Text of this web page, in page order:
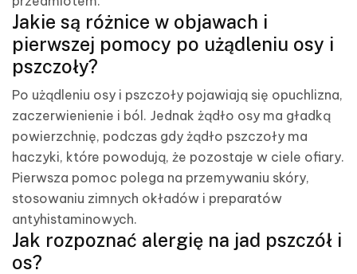
Jakie są różnice w objawach i
pierwszej pomocy po użądleniu osy i
pszczoły?
Po użądleniu osy i pszczoły pojawiają się opuchlizna,
zaczerwienienie i ból. Jednak żądło osy ma gładką
powierzchnię, podczas gdy żądło pszczoły ma
haczyki, które powodują, że pozostaje w ciele ofiary.
Pierwsza pomoc polega na przemywaniu skóry,
stosowaniu zimnych okładów i preparatów
antyhistaminowych.
Jak rozpoznać alergię na jad pszczół i
os?